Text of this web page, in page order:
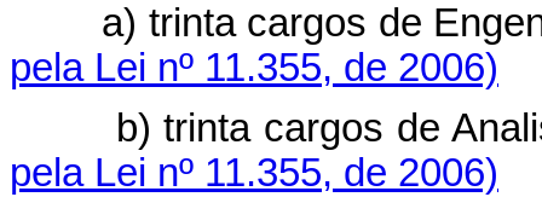
a) trinta cargos de
pela Lei nº 11.355, de 2006)
b) trinta cargos de
pela Lei nº 11.355, de 2006)